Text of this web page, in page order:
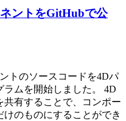
ントをGitHubで公
トのソースコードを4Dパ
ムを開始しました。 4D
共有することで、コンポー
のものにすることができ